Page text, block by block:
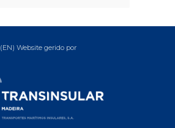
(EN) Website gerido por